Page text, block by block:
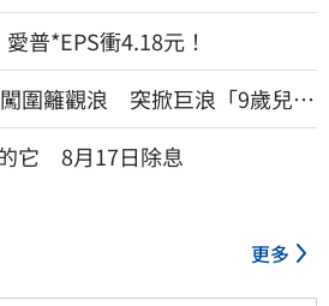
普*EPS衝4.18元！
圍籬觀浪 突掀巨浪「9歲兒當
它 8月17日除息
更多